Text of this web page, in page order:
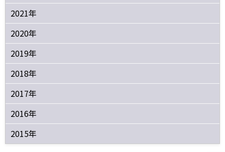
2021年
2020年
2019年
2018年
2017年
2016年
2015年